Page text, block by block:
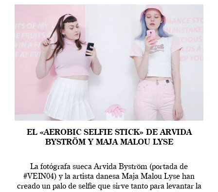
EL «AEROBIC SELFIE STICK» DE ARVIDA
BYSTRÖM Y MAJA MALOU LYSE
La fotógrafa sueca Arvida Byström (portada de
#VEIN04) y la artista danesa Maja Malou Lyse han
creado un palo de selfie que sirve tanto para levantar la